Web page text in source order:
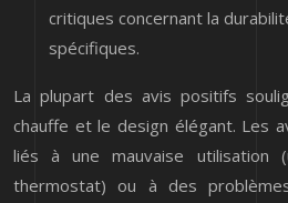
critiques concernant la
spécifiques.
La plupart des avis positifs
chauffe et le design élégant. Les
liés à une mauvaise utilisation
thermostat) ou à des